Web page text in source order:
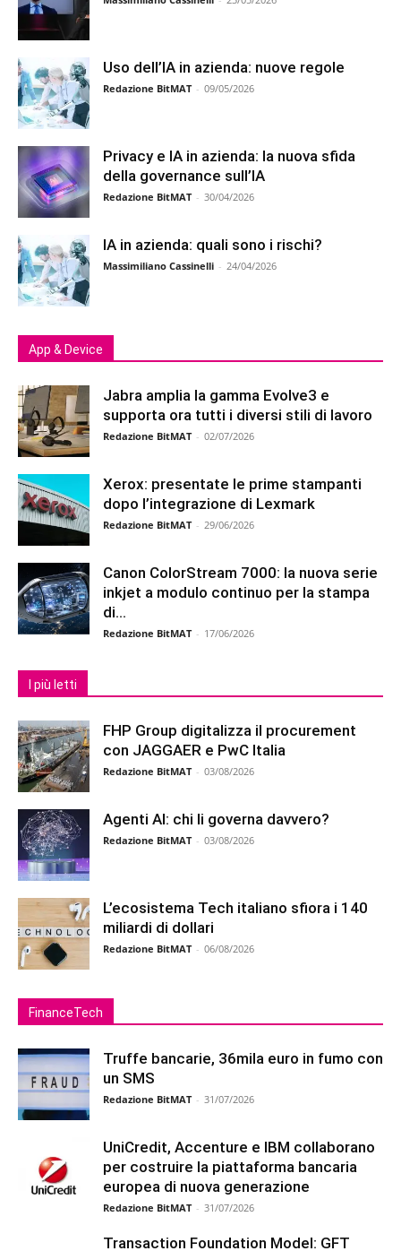
Uso dell’IA in azienda: nuove regole
Redazione BitMAT - 09/05/2026
Privacy e IA in azienda: la nuova sfida
della governance sull’IA
Redazione BitMAT - 30/04/2026
IA in azienda: quali sono i rischi?
Massimiliano Cassinelli - 24/04/2026
App & Device
Jabra amplia la gamma Evolve3 e
supporta ora tutti i diversi stili di lavoro
Redazione BitMAT - 02/07/2026
Xerox: presentate le prime stampanti
dopo l’integrazione di Lexmark
Redazione BitMAT - 29/06/2026
Canon ColorStream 7000: la nuova serie
inkjet a modulo continuo per la stampa
di...
Redazione BitMAT - 17/06/2026
I più letti
FHP Group digitalizza il procurement
con JAGGAER e PwC Italia
Redazione BitMAT - 03/08/2026
Agenti AI: chi li governa davvero?
Redazione BitMAT - 03/08/2026
L’ecosistema Tech italiano sfiora i 140
miliardi di dollari
Redazione BitMAT - 06/08/2026
FinanceTech
Truffe bancarie, 36mila euro in fumo con
un SMS
Redazione BitMAT - 31/07/2026
UniCredit, Accenture e IBM collaborano
per costruire la piattaforma bancaria
europea di nuova generazione
Redazione BitMAT - 31/07/2026
Transaction Foundation Model: GFT